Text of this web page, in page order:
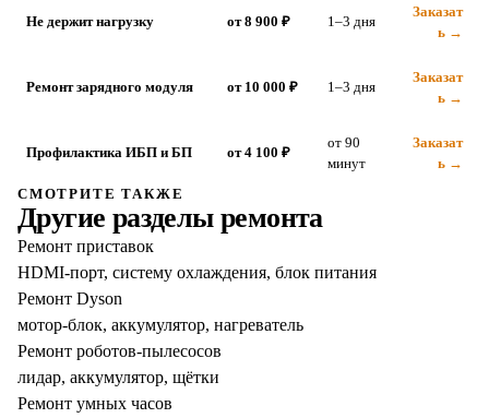
Не держит нагрузку от 8 900 ₽ 1–3 дня
Заказат
ь →
Ремонт зарядного модуля от 10 000 ₽ 1–3 дня
Заказат
ь →
Профилактика ИБП и БП от 4 100 ₽
от 90
минут
Заказат
ь →
СМОТРИТЕ ТАКЖЕ
Другие разделы ремонта
Ремонт приставок
HDMI-порт, систему охлаждения, блок питания
Ремонт Dyson
мотор-блок, аккумулятор, нагреватель
Ремонт роботов-пылесосов
лидар, аккумулятор, щётки
Ремонт умных часов